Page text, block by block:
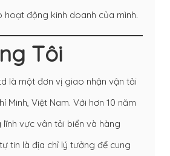
hoạt động kinh doanh của mình.
Tôi
là một đơn vị giao nhận vận tải
Minh, Việt Nam. Với hơn 10 năm
vực vân tải biển và hàng
tin là địa chỉ lý tưởng để cung